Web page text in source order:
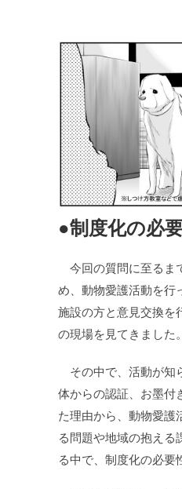
●制度化の必
今回の質問に至るま
め、動物愛護活動を行
施設の方と意見交換を
の現場を見てきました。
その中で、活動が知
体からの認証、お墨付
た理由から、動物愛護
る問題や地域の抱える
る中で、制度化の必要